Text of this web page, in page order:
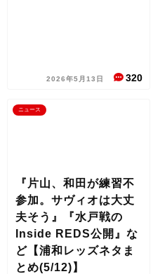
2026年5月13日 320
ニュース
『片山、和田が練習不
参加。サヴィオは大丈
夫そう』『水戸戦の
Inside REDS公開』な
ど【浦和レッズネタま
とめ(5/12)】